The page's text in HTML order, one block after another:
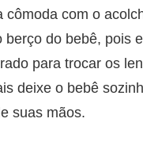
com o
do bebê, pois
para trocar os
deixe o bebê
suas mãos.